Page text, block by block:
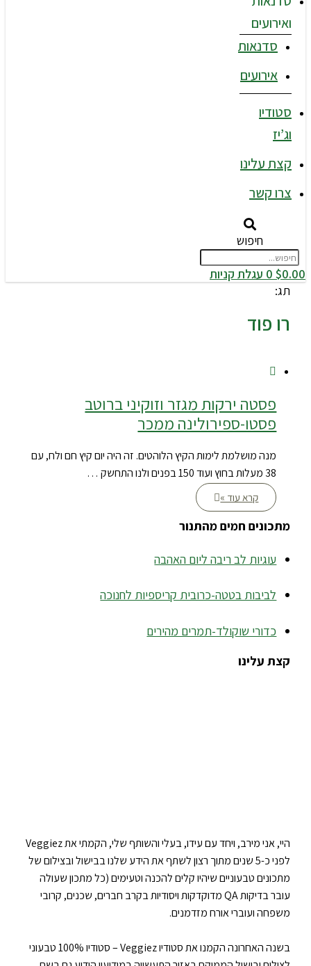
ואירועים
סדנאות
אירועים
סטודיו
וג’יז
קצת עלינו
צרו קשר
חיפוש
$0.00
0 עגלת קניות
תג:
רו פוד
פסטה ירקות מגזר וזוקיני ברוטב
פסטו-ספירולינה ממכר
מנה מושלמת לימות הקיץ הלוהטים. זה היה יום קיץ חם ולח, עם
38 מעלות בחוץ ועוד 150 בפנים ולנו התחשק …
קרא עוד »
מתכונים חמים מהתנור
עוגיות לב ריבה ליום האהבה
לביבות בטטה-כרובית קריספיות לחנוכה
כדורי שוקולד-תמרים מהירים
קצת עלינו
היי, אני מירב, ויחד עם עידו, בעלי והשותף שלי, הקמתי את Veggiez
לפני כ-5 שנים מתוך רצון לשתף את הידע שלנו בבישול ובצילום של
מתכונים טבעוניים שיהיו קלים להכנה וטעימים (כל מתכון שעולה
עובר בדיקות QA מדוקדקות ויסודיות בקרב חברים, שכנים, קרובי
משפחה ועוברי אורח מזדמנים.
בשנה האחרונה הקמנו את סטודיו Veggiez – סטודיו 100% טבעוני